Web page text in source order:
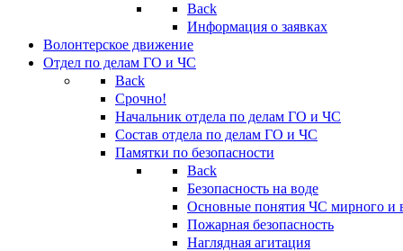
Back
Информация о заявках
Волонтерское движение
Отдел по делам ГО и ЧС
Back
Срочно!
Начальник отдела по делам ГО и ЧС
Состав отдела по делам ГО и ЧС
Памятки по безопасности
Back
Безопасность на воде
Основные понятия ЧС мирного и
Пожарная безопасность
Наглядная агитация